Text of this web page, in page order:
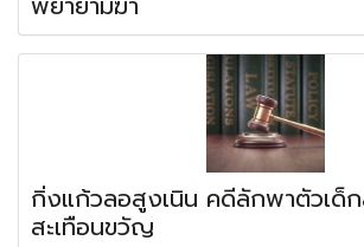
กิ่งแก้วลอสูงเนิน คดีลักพาตัวเด็ก
สะเทือนขวัญ